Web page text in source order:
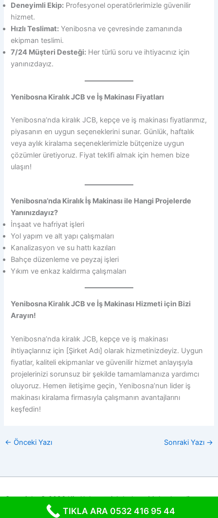
Deneyimli Ekip: Profesyonel operatörlerimizle güvenilir
hizmet.
Hızlı Teslimat: Yenibosna ve çevresinde zamanında
ekipman teslimi.
7/24 Müşteri Desteği: Her türlü soru ve ihtiyacınız için
yanınızdayız.
Yenibosna Kiralık JCB ve İş Makinası Fiyatları
Yenibosna’nda kiralık JCB, kepçe ve iş makinası fiyatlarımız,
piyasanın en uygun seçeneklerini sunar. Günlük, haftalık
veya aylık kiralama seçeneklerimizle bütçenize uygun
çözümler üretiyoruz. Fiyat teklifi almak için hemen bize
ulaşın!
Yenibosna’nda Kiralık İş Makinası ile Hangi Projelerde
Yanınızdayız?
İnşaat ve hafriyat işleri
Yol yapım ve alt yapı çalışmaları
Kanalizasyon ve su hattı kazıları
Bahçe düzenleme ve peyzaj işleri
Yıkım ve enkaz kaldırma çalışmaları
Yenibosna Kiralık JCB ve İş Makinası Hizmeti için Bizi
Arayın!
Yenibosna’nda kiralık JCB, kepçe ve iş makinası
ihtiyaçlarınız için [Şirket Adı] olarak hizmetinizdeyiz. Uygun
fiyatlar, kaliteli ekipmanlar ve güvenilir hizmet anlayışıyla
projelerinizi sorunsuz bir şekilde tamamlamanıza yardımcı
oluyoruz. Hemen iletişime geçin, Yenibosna’nun lider iş
makinası kiralama firmasıyla çalışmanın avantajlarını
keşfedin!
← Önceki Yazı Sonraki Yazı →
Copyright © 2026 Kiralık kepçe jcb bobcat Moloz kanalizasyon
TIKLA ARA 0532 416 95 44